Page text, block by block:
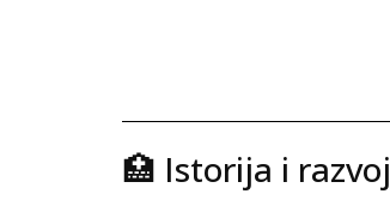
🏥 Istorija i razvoj